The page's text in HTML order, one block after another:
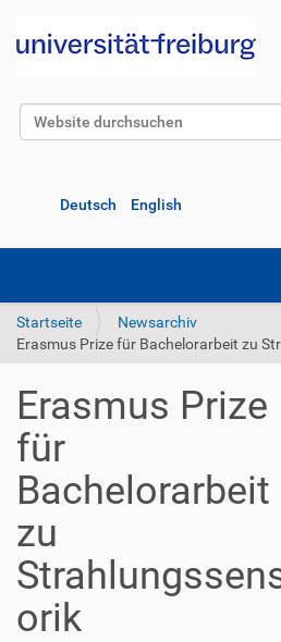
Website durchsuchen
Deutsch English
Startseite
Newsarchiv
Erasmus Prize für Bachelorarbeit zu
Erasmus Prize
für
Bachelorarbeit
zu
orik